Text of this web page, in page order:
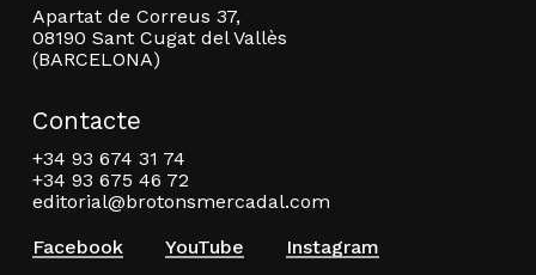
Apartat de Correus 37,
08190 Sant Cugat del Vallès
(BARCELONA)
Contacte
+34 93 674 31 74
+34 93 675 46 72
editorial@brotonsmercadal.com
Facebook
YouTube Instagram